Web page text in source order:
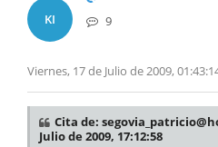
KI 9
Viernes, 17 de Julio de 2009,
Cita de:
Julio de 2009, 17:12:58